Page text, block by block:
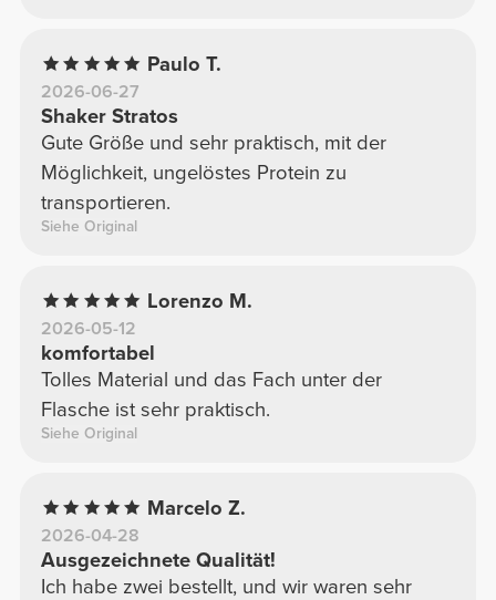
Paulo T.
2026-06-27
Shaker Stratos
Gute Größe und sehr praktisch, mit der
Möglichkeit, ungelöstes Protein zu
transportieren.
Siehe Original
Lorenzo M.
2026-05-12
komfortabel
Tolles Material und das Fach unter der
Flasche ist sehr praktisch.
Siehe Original
Marcelo Z.
2026-04-28
Ausgezeichnete Qualität!
Ich habe zwei bestellt, und wir waren sehr